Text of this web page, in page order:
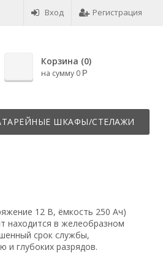
Вход Регистрация
Корзина (0)
на сумму 0 Р
ШКАФЫ/СТЕЛАЖИ
12 В, ёмкость 250 Ач)
находится в желеобразном
срок службы,
и глубоких разрядов.